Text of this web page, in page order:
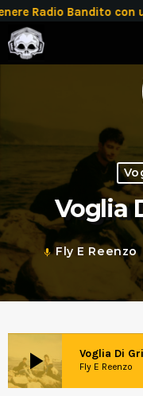
Radio Bandito con
Voglia
mic Fly E Reenzo
play_arrow Voglia Di
Fly E Reenzo